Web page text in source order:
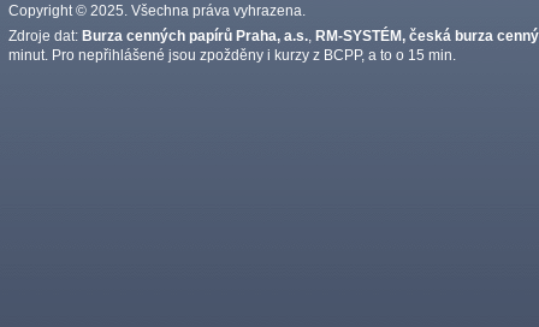
Copyright © 2025. Všechna práva vyhrazena.
Zdroje dat: Burza cenných papírů Praha, a.s. RM-SYSTÉM, česká burza
minut. Pro nepřihlášené jsou zpožděny i kurzy z BCPP, a to o 15 min.